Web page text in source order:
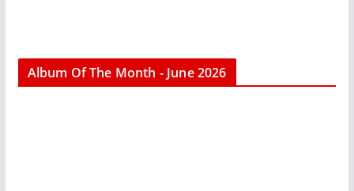
Album Of The Month - June 2026